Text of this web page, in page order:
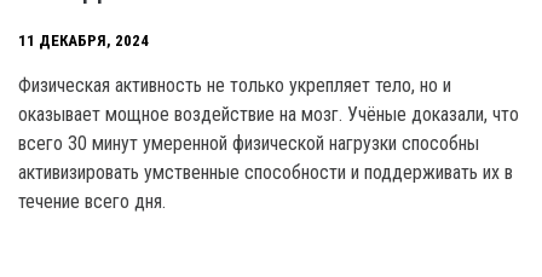
11 ДЕКАБРЯ, 2024
Физическая активность не только укрепляет тело, но и
оказывает мощное воздействие на мозг. Учёные доказали, что
всего 30 минут умеренной физической нагрузки способны
активизировать умственные способности и поддерживать их в
течение всего дня.